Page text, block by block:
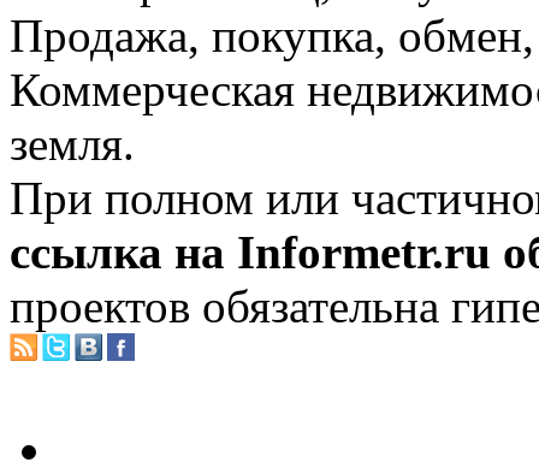
Продажа, покупка, обмен,
Коммерческая
земля.
При полном или
ссылка на Informetr.ru
проектов обязательна